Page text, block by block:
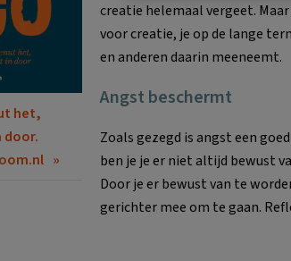
het,
door.
creatie helemaal vergeet.
voor creatie, je op de lange
en anderen daarin meeneemt.
Angst beschermt
Zoals gezegd is angst een
ben je je er niet altijd bewust
Door je er bewust van te
gerichter mee om te gaan.